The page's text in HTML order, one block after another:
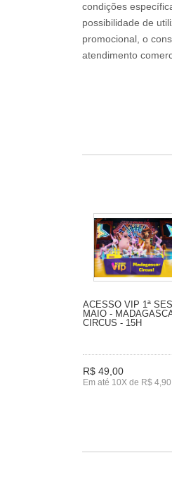
condições
possibilidade de
promocional, o
atendimento
ACESSO VIP 1ª
MAIO -
CIRCUS - 15H
R$ 49,00
Em até 10X de R$ 4,90